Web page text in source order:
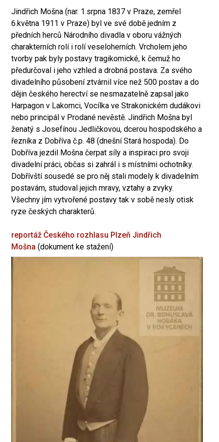
Jindřich Mošna (nar. 1.srpna 1837 v Praze, zemřel
6.května 1911 v Praze) byl ve své době jedním z
předních herců Národního divadla v oboru vážných
charakterních rolí i rolí veseloherních. Vrcholem jeho
tvorby pak byly postavy tragikomické, k čemuž ho
předurčoval i jeho vzhled a drobná postava. Za svého
divadelního působení ztvárnil více než 500 postav a do
dějin českého herectví se nesmazatelně zapsal jako
Harpagon v Lakomci, Vocílka ve Strakonickém dudákovi
nebo principál v Prodané nevěstě. Jindřich Mošna byl
ženatý s Josefínou Jedličkovou, dcerou hospodského a
řezníka z Dobříva č.p. 48 (dnešní Stará hospoda). Do
Dobříva jezdil Mošna čerpat síly a inspiraci pro svoji
divadelní práci, občas si zahrál i s místními ochotníky.
Dobřívští sousedé se pro něj stali modely k divadelním
postavám, studoval jejich mravy, vztahy a zvyky.
Všechny jím vytvořené postavy tak v sobě nesly otisk
ryze českých charakterů.
reportáž Českého rozhlasu Plzeň Jindřich
Mošna (dokument ke stažení)